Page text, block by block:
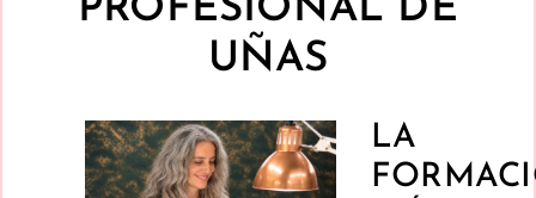
PROFESIONAL DE
UÑAS
LA